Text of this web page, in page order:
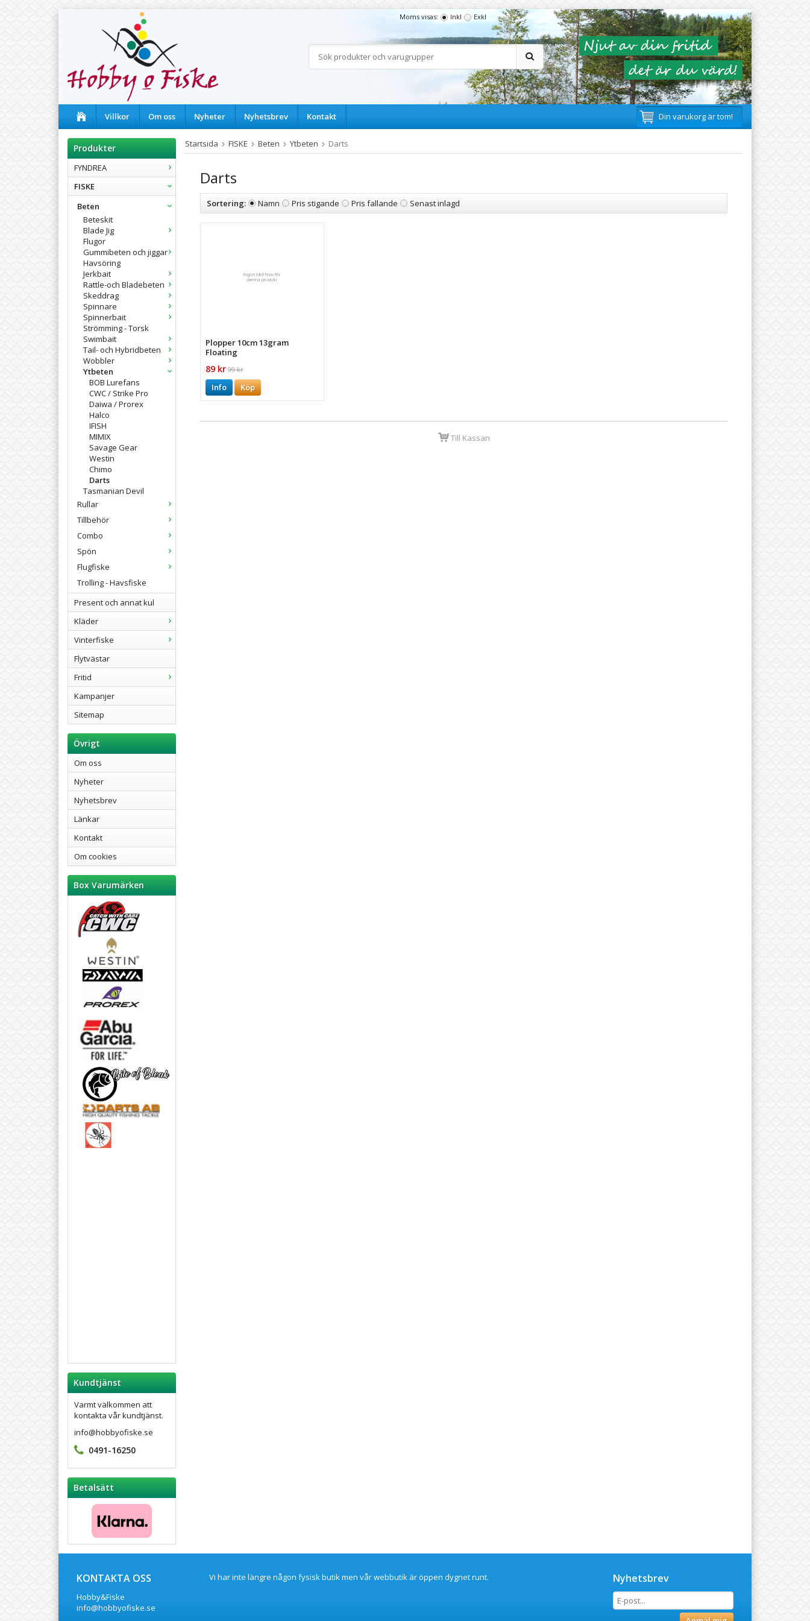
Moms visas: Inkl Exkl
Villkor Om oss Nyheter Nyhetsbrev Kontakt Din varukorg är tom!
Produkter
FYNDREA
FISKE
Beten
Beteskit
Blade Jig
Flugor
Gummibeten och jiggar
Havsöring
Jerkbait
Rattle-och Bladebeten
Skeddrag
Spinnare
Spinnerbait
Strömming - Torsk
Swimbait
Tail- och Hybridbeten
Wobbler
Ytbeten
BOB Lurefans
CWC / Strike Pro
Daiwa / Prorex
Halco
IFISH
MIMIX
Savage Gear
Westin
Chimo
Darts
Tasmanian Devil
Rullar
Tillbehör
Combo
Spön
Flugfiske
Trolling - Havsfiske
Present och annat kul
Kläder
Vinterfiske
Flytvästar
Fritid
Kampanjer
Sitemap
Övrigt
Om oss
Nyheter
Nyhetsbrev
Länkar
Kontakt
Om cookies
Box Varumärken
Kundtjänst
Varmt välkommen att
kontakta vår kundtjänst.
info@hobbyofiske.se
0491-16250
Betalsätt
Startsida FISKE Beten Ytbeten Darts
Darts
Sortering: Namn Pris stigande Pris fallande Senast inlagd
Plopper 10cm 13gram
Floating
89 kr 99 kr
Info Köp
Till Kassan
KONTAKTA OSS
Hobby&Fiske
info@hobbyofiske.se
Nyhetsbrev
Vi har inte längre någon fysisk butik men vår webbutik är öppen dygnet runt.